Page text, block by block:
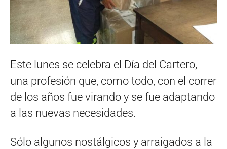
Este lunes se celebra el Día del Cartero,
una profesión que, como todo, con el correr
de los años fue virando y se fue adaptando
a las nuevas necesidades.
Sólo algunos nostálgicos y arraigados a la